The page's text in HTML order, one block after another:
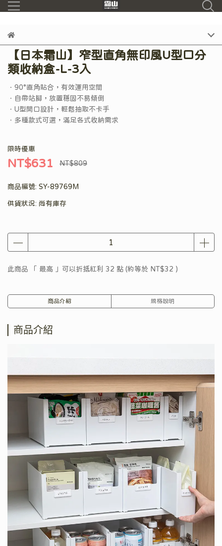
【日本霜山】窄型直角無印風U型口分
類收納盒-L-3入
．90°直角貼合，有效運用空間
．自帶站腳，放置穩固不易傾倒
．U型開口設計，輕鬆抽取不卡手
．多種款式可選，滿足各式收納需求
限時優惠
NT$631 NT$809
商品編號: SY-89769M
供貨狀況: 尚有庫存
此商品 「 最高 」可以折抵紅利 32 點 (約等於 NT$32 )
商品介紹 規格說明
商品介紹